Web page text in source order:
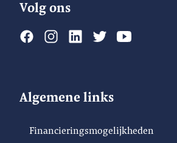
Volg ons
Algemene links
Financieringsmogelijkheden